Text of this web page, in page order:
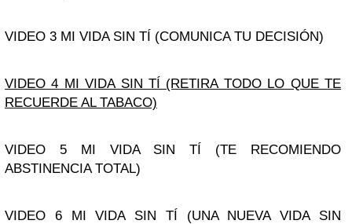
VIDEO 3 MI VIDA SIN TÍ (COMUNICA TU DECISIÓN)
VIDEO 4 MI VIDA SIN TÍ (RETIRA TODO LO QUE TE
RECUERDE AL TABACO)
VIDEO 5 MI VIDA SIN TÍ (TE RECOMIENDO
ABSTINENCIA TOTAL)
VIDEO 6 MI VIDA SIN TÍ (UNA NUEVA VIDA SIN